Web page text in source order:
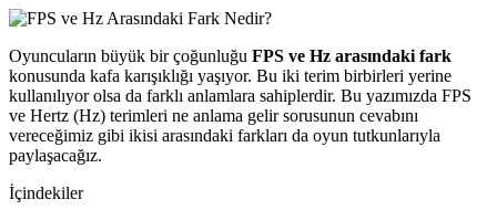
Oyuncuların büyük bir çoğunluğu FPS ve Hz arasındaki fark
konusunda kafa karışıklığı yaşıyor. Bu iki terim birbirleri yerine
kullanılıyor olsa da farklı anlamlara sahiplerdir. Bu yazımızda FPS
ve Hertz (Hz) terimleri ne anlama gelir sorusunun cevabını
vereceğimiz gibi ikisi arasındaki farkları da oyun tutkunlarıyla
paylaşacağız.
İçindekiler